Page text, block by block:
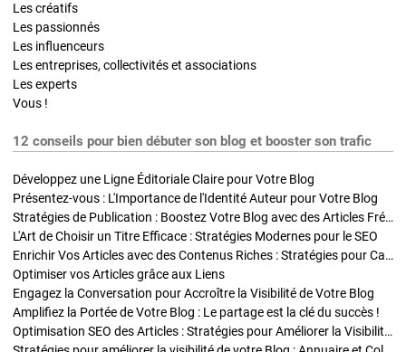
Les créatifs
Les passionnés
Les influenceurs
Les entreprises, collectivités et associations
Les experts
Vous !
12 conseils pour bien débuter son blog et booster son trafic
Développez une Ligne Éditoriale Claire pour Votre Blog
Présentez-vous : L'Importance de l'Identité Auteur pour Votre Blog
Stratégies de Publication : Boostez Votre Blog avec des Articles Fréquents et Exclusifs
L'Art de Choisir un Titre Efficace : Stratégies Modernes pour le SEO
Enrichir Vos Articles avec des Contenus Riches : Stratégies pour Captiver et Optimiser
Optimiser vos Articles grâce aux Liens
Engagez la Conversation pour Accroître la Visibilité de Votre Blog
Amplifiez la Portée de Votre Blog : Le partage est la clé du succès !
Optimisation SEO des Articles : Stratégies pour Améliorer la Visibilité de Votre Blog